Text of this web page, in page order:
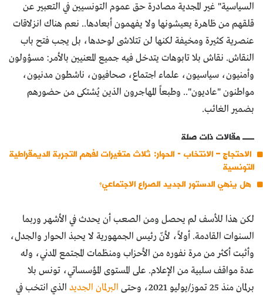
السياسية" غير المجدية مصادرة حق عموم التونسيين في التعبير عن
قلقهم من ظاهرة يعيشونها ولا يفهمون أبعادها.. نعم هناك انزلاقات
عنصرية كثيرة ومخيفة لكنها لن تتلاشى لوحدها، بل يجب فتح باب
النقاش. نقاش بلا تابوهات يتدخل فيه جميع المعنيين بالأمر: مسؤولون
وأمنيون، سياسيون، علماء اجتماع، صحافيون، ناشطون مدنيون،
مواطنون "عاديون".. وطبعاً المهاجرون الذين يُشتكى من حضورهم
بضمير الغائب.
مقالات ذات صلة
الاحتجاج – الانتخاب - الحوار: ثلاث متغيرات لفهم التجربة الديمقراطية
التونسية
هل ينهي الدستور الجديد الصراع الاجتماعي؟
لكن هذا للأسف لم يحصل ومن الصعب أن يحدث في الأشهر وربما
السنوات القادمة. أولاً، لأنّ رئيس الجمهورية لا يحبذ الحوار والجدل،
وأثبت أكثر من مرة نفوره من الأحزاب ومنظمات المجتمع المدني، وله
عدة مواقف سلبية من الإعلام. على المستوى المؤسساتي، تونس بلا
برلمان منذ 25 تموز/يوليو 2021، وحتى
البرلمان الجديد الذي انتخب في